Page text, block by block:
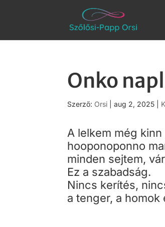
Onko
Szerző: Orsi |aug 2, 2025
A lelkem még
hooponoponno
minden sejtem,
Ez a szabadság.
Nincs kerítés,
a tenger, a homok